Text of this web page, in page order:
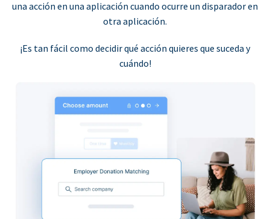
una acción en una aplicación cuando ocurre un disparador en
otra aplicación.
¡Es tan fácil como decidir qué acción quieres que suceda y
cuándo!